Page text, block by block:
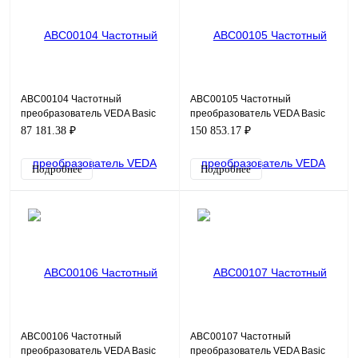
ABC00104 Частотный
преобразователь VEDA Basic
Drive VF-101-P4K0-0016-U-S2-
87 181.38 ₽
Подробнее
ABC00105 Частотный
преобразователь VEDA Basic
Drive VF-101-P5K5-0020-U-S2-
150 853.17 ₽
Подробнее
ABC00106 Частотный
преобразователь VEDA Basic
ABC00107 Частотный
преобразователь VEDA Basic